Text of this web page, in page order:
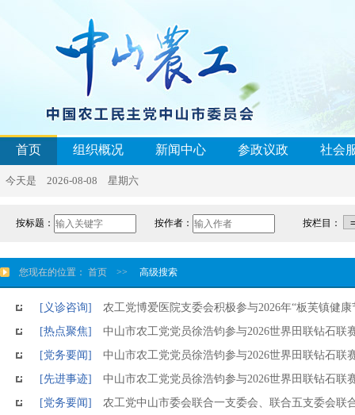
首页 组织概况 新闻中心 参政议政 社会
今天是 2026-08-08 星期六
按标题： 按作者： 按栏目：
您现在的位置： 首页 >> 高级搜索
[义诊咨询]
农工党博爱医院支委会积极参与2026年“板芙镇健康
[热点聚焦]
中山市农工党党员徐浩钧参与2026世界田联钻石联
[党务要闻]
中山市农工党党员徐浩钧参与2026世界田联钻石联
[先进事迹]
中山市农工党党员徐浩钧参与2026世界田联钻石联
[党务要闻]
农工党中山市委会联合一支委会、联合五支委会联